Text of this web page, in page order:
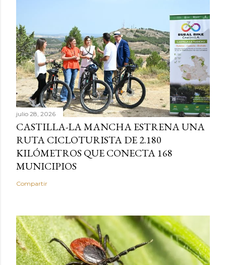
julio 28, 2026
CASTILLA-LA MANCHA ESTRENA UNA
RUTA CICLOTURISTA DE 2.180
KILÓMETROS QUE CONECTA 168
MUNICIPIOS
Compartir